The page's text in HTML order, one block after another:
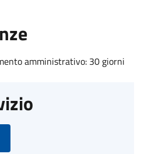
amministrativo: 30 giorni